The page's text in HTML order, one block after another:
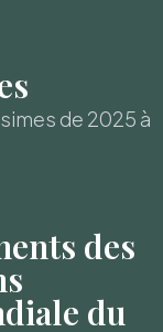
de 2025 à
des
du